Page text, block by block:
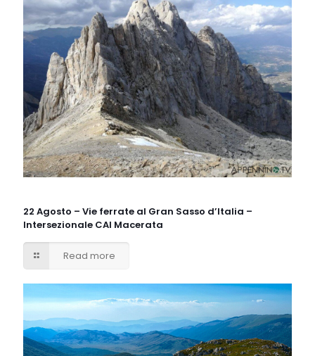
22 Agosto – Vie ferrate al Gran Sasso d’Italia –
Intersezionale CAI Macerata
Read more